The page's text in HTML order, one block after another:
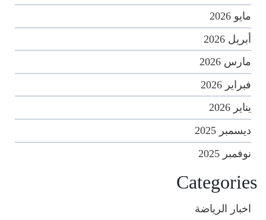
مايو 2026
أبريل 2026
مارس 2026
فبراير 2026
يناير 2026
ديسمبر 2025
نوفمبر 2025
Categories
اخبار الرياضة